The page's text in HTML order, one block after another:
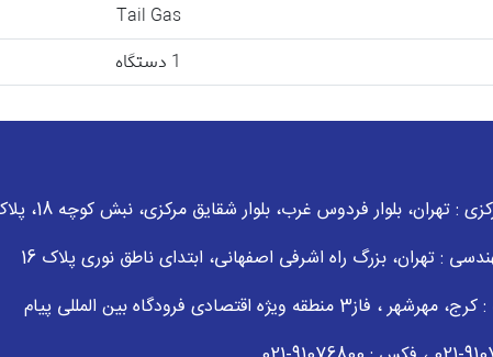
Tail Gas
1 دستگاه
بلوار فردوس غرب، بلوار شقایق مرکزی، نبش کوچه 18، پلاک 27، ساختمان تاپکو
: تهران، بزرگ راه اشرفی اصفهانی، ابتدای ناطق نوری پلاک 16
منطقه ویژه اقتصادی فرودگاه بین المللی پیام